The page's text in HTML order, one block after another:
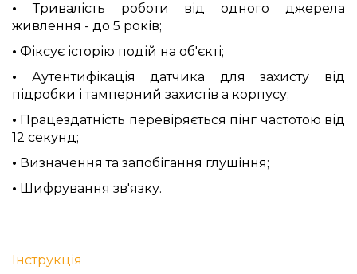
•
Тривалість роботи від одного джерела
живлення - до 5 років;
• Фіксує історію подій на об'єкті;
•
Аутентифікація датчика для захисту від
підробки і тамперний захистів а корпусу;
• Працездатність перевіряється пінг частотою від
12 секунд;
• Визначення та запобігання глушіння;
• Шифрування зв'язку.
Інструкція